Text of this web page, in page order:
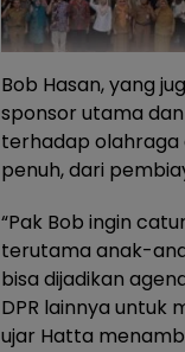
Bob Hasan, yang
sponsor utama
terhadap olahraga
penuh, dari
“Pak Bob ingin
terutama anak-
bisa dijadikan
DPR lainnya untuk
ujar Hatta